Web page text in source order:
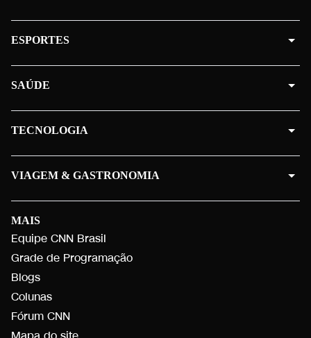
MAIS
Equipe CNN Brasil
Grade de Programação
Blogs
Colunas
Fórum CNN
ESPORTES
SAÚDE
TECNOLOGIA
VIAGEM & GASTRONOMIA